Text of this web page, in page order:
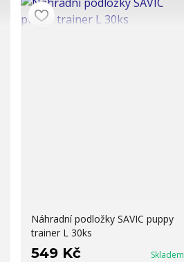
Náhradní podložky SAVIC puppy
trainer L 30ks
549 Kč Skladem